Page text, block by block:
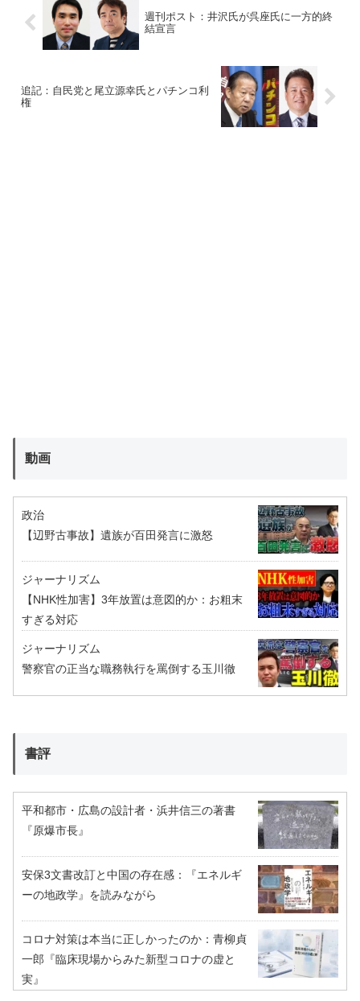
週刊ポスト：井沢氏が呉座氏に一方的終
結宣言
追記：自民党と尾立源幸氏とパチンコ利
権
動画
政治
【辺野古事故】遺族が百田発言に激怒
ジャーナリズム
【NHK性加害】3年放置は意図的か：お粗末
すぎる対応
ジャーナリズム
警察官の正当な職務執行を罵倒する玉川徹
書評
平和都市・広島の設計者・浜井信三の著書
『原爆市長』
安保3文書改訂と中国の存在感：『エネルギ
ーの地政学』を読みながら
コロナ対策は本当に正しかったのか：青柳貞
一郎『臨床現場からみた新型コロナの虚と
実』